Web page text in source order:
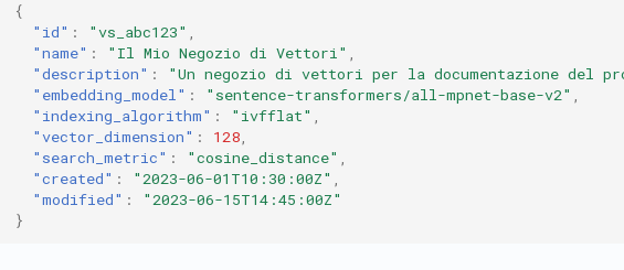
{
"id" : "vs_abc123" ,
"name" : "Il Mio Negozio di Vettori" ,
"description" : "Un negozio di vettori per la documentazione del
"embedding_model" : "sentence-transformers/all-mpnet-base-v2" ,
"indexing_algorithm" : "ivfflat" ,
"vector_dimension" : 128,
"search_metric" : "cosine_distance" ,
"created" : "2023-06-01T10:30:00Z" ,
"modified" :
"2023-06-15T14:45:00Z"
}